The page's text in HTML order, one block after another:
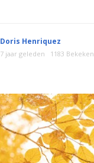
Doris Henriquez
7 jaar geleden 1183 Bekeken